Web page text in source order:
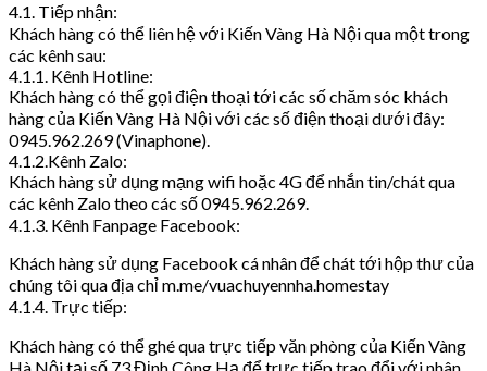
4.1. Tiếp nhận:
Khách hàng có thể liên hệ với Kiến Vàng Hà Nội qua một trong
các kênh sau:
4.1.1. Kênh Hotline:
Khách hàng có thể gọi điện thoại tới các số chăm sóc khách
hàng của Kiến Vàng Hà Nội với các số điện thoại dưới đây:
0945.962.269 (Vinaphone).
4.1.2.Kênh Zalo:
Khách hàng sử dụng mạng wifi hoặc 4G để nhắn tin/chát qua
các kênh Zalo theo các số 0945.962.269.
4.1.3. Kênh Fanpage Facebook:
Khách hàng sử dụng Facebook cá nhân để chát tới hộp thư của
chúng tôi qua địa chỉ m.me/vuachuyennha.homestay
4.1.4. Trực tiếp:
Khách hàng có thể ghé qua trực tiếp văn phòng của Kiến Vàng